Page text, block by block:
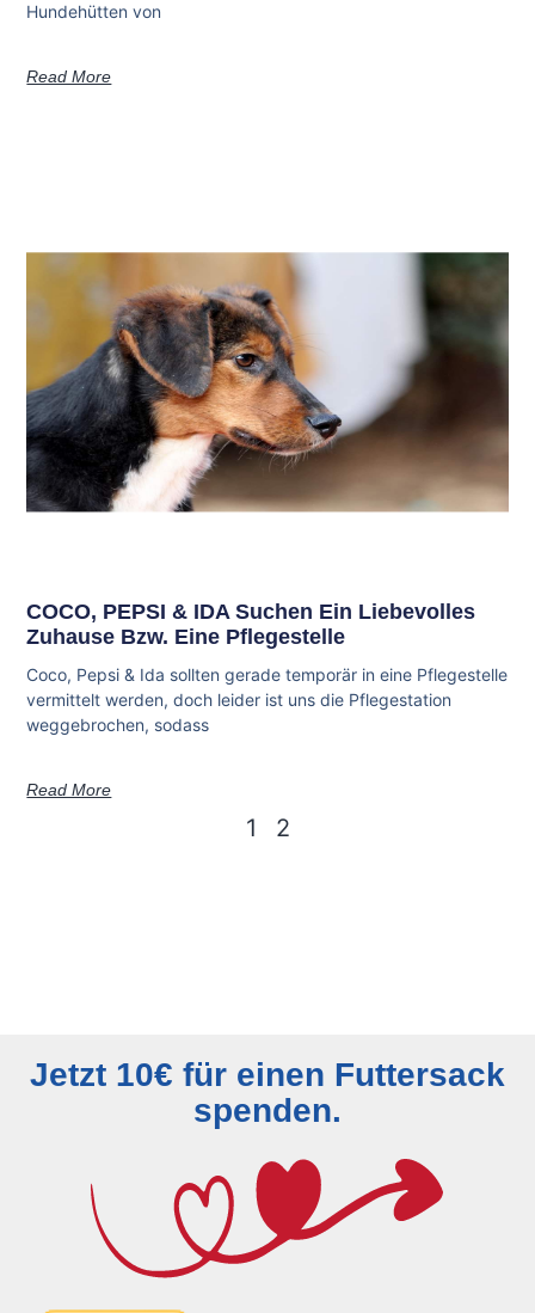
Hundehütten von
Read More
COCO, PEPSI & IDA Suchen Ein Liebevolles
Zuhause Bzw. Eine Pflegestelle
Coco, Pepsi & Ida sollten gerade temporär in eine Pflegestelle
vermittelt werden, doch leider ist uns die Pflegestation
weggebrochen, sodass
Read More
1 2
Jetzt 10€ für einen Futtersack
spenden.